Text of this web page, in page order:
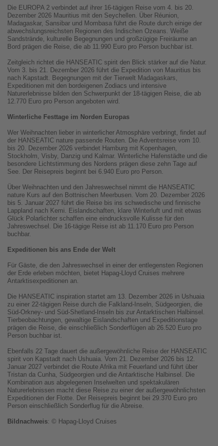
Die EUROPA 2 verbindet auf ihrer 16-tägigen Reise vom 4. bis 20.
Dezember 2026 Mauritius mit den Seychellen. Über Réunion,
Madagaskar, Sansibar und Mombasa führt die Route durch einige der
abwechslungsreichsten Regionen des Indischen Ozeans. Weiße
Sandstrände, kulturelle Begegnungen und großzügige Freiräume an
Bord prägen die Reise, die ab 11.990 Euro pro Person buchbar ist.
Zeitgleich richtet die HANSEATIC spirit den Blick stärker auf die Natur.
Vom 3. bis 21. Dezember 2026 führt die Expedition von Mauritius bis
nach Kapstadt. Begegnungen mit der Tierwelt Madagaskars,
Expeditionen mit den bordeigenen Zodiacs und intensive
Naturerlebnisse bilden den Schwerpunkt der 18-tägigen Reise, die ab
12.770 Euro pro Person angeboten wird.
Winterliche Festtage im Norden Europas
Wer Weihnachten lieber in winterlicher Atmosphäre verbringt, findet auf
der HANSEATIC nature passende Routen. Die Adventsreise vom 10.
bis 20. Dezember 2026 verbindet Hamburg mit Kopenhagen,
Stockholm, Visby, Danzig und Kalmar. Winterliche Hafenstädte und die
besondere Lichtstimmung des Nordens prägen diese zehn Tage auf
See. Der Reisepreis beginnt bei 6.940 Euro pro Person.
Über Weihnachten und den Jahreswechsel nimmt die HANSEATIC
nature Kurs auf den Bottnischen Meerbusen. Vom 20. Dezember 2026
bis 5. Januar 2027 führt die Reise bis ins schwedische und finnische
Lappland nach Kemi. Eislandschaften, klare Winterluft und mit etwas
Glück Polarlichter schaffen eine eindrucksvolle Kulisse für den
Jahreswechsel. Die 16-tägige Reise ist ab 11.170 Euro pro Person
buchbar.
Expeditionen bis ans Ende der Welt
Für Gäste, die den Jahreswechsel in einer der entlegensten Regionen
der Erde erleben möchten, bietet Hapag-Lloyd Cruises mehrere
Antarktisexpeditionen an.
Die HANSEATIC inspiration startet am 13. Dezember 2026 in Ushuaia
zu einer 22-tägigen Reise durch die Falkland-Inseln, Südgeorgien, die
Süd-Orkney- und Süd-Shetland-Inseln bis zur Antarktischen Halbinsel.
Tierbeobachtungen, gewaltige Eislandschaften und Expeditionstage
prägen die Reise, die einschließlich Sonderflügen ab 26.520 Euro pro
Person buchbar ist.
Ebenfalls 22 Tage dauert die außergewöhnliche Reise der HANSEATIC
spirit von Kapstadt nach Ushuaia. Vom 21. Dezember 2026 bis 12.
Januar 2027 verbindet die Route Afrika mit Feuerland und führt über
Tristan da Cunha, Südgeorgien und die Antarktische Halbinsel. Die
Kombination aus abgelegenen Inselwelten und spektakulären
Naturerlebnissen macht diese Reise zu einer der außergewöhnlichsten
Expeditionen der Flotte. Der Reisepreis beginnt bei 29.370 Euro pro
Person einschließlich Sonderflug für die Abreise.
Bildnachweis: © Hapag-Lloyd Cruises